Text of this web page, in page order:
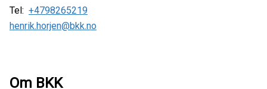
Tel: +4798265219
henrik.horjen@bkk.no
Om BKK